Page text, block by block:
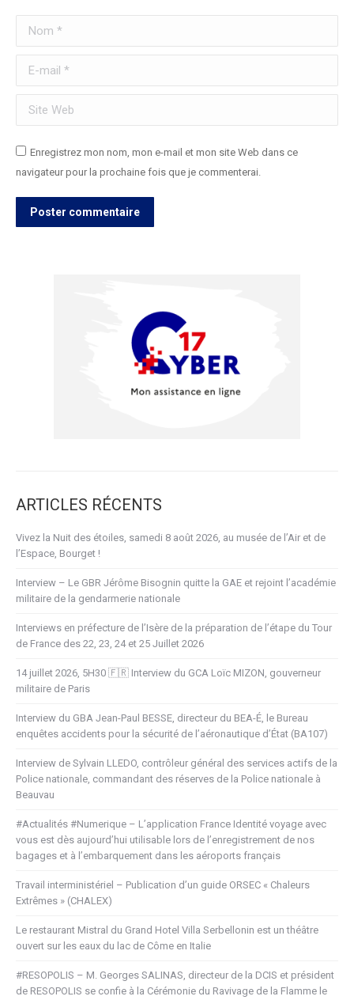
Nom *
E-mail *
Site Web
Enregistrez mon nom, mon e-mail et mon site Web dans ce
navigateur pour la prochaine fois que je commenterai.
Poster commentaire
ARTICLES RÉCENTS
Vivez la Nuit des étoiles, samedi 8 août 2026, au musée de l’Air et de
l’Espace, Bourget !
Interview – Le GBR Jérôme Bisognin quitte la GAE et rejoint l’académie
militaire de la gendarmerie nationale
Interviews en préfecture de l’Isère de la préparation de l’étape du Tour
de France des 22, 23, 24 et 25 Juillet 2026
14 juillet 2026, 5H30 🇫🇷 Interview du GCA Loïc MIZON, gouverneur
militaire de Paris
Interview du GBA Jean-Paul BESSE, directeur du BEA-É, le Bureau
enquêtes accidents pour la sécurité de l’aéronautique d’État (BA107)
Interview de Sylvain LLEDO, contrôleur général des services actifs de la
Police nationale, commandant des réserves de la Police nationale à
Beauvau
#Actualités #Numerique – L’application France Identité voyage avec
vous est dès aujourd’hui utilisable lors de l’enregistrement de nos
bagages et à l’embarquement dans les aéroports français
Travail interministériel – Publication d’un guide ORSEC « Chaleurs
Extrêmes » (CHALEX)
Le restaurant Mistral du Grand Hotel Villa Serbellonin est un théâtre
ouvert sur les eaux du lac de Côme en Italie
#RESOPOLIS – M. Georges SALINAS, directeur de la DCIS et président
de RESOPOLIS se confie à la Cérémonie du Ravivage de la Flamme le